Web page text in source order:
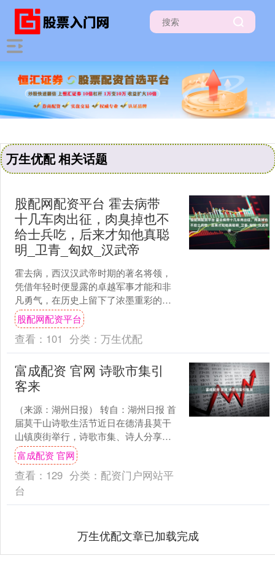
万生优配 相关话题
股配网配资平台 霍去病带
十几车肉出征，肉臭掉也不
给士兵吃，后来才知他真聪
明_卫青_匈奴_汉武帝
霍去病，西汉汉武帝时期的著名将领，
凭借年轻时便显露的卓越军事才能和非
凡勇气，在历史上留下了浓墨重彩的一
笔。年纪轻轻便展现出过人的军事智慧
与果敢精神，霍去病在西汉....
股配网配资平台
查看： 101 分类： 万生优配
富成配资 官网 诗歌市集引
客来
（来源：湖州日报） 转自：湖州日报 首
届莫干山诗歌生活节近日在德清县莫干
山镇庾街举行，诗歌市集、诗人分享、
主题展览与音乐会联动开展，吸引众多
游客体验诗意慢生活。....
富成配资 官网
查看： 129 分类： 配资门户网站平
台
万生优配文章已加载完成